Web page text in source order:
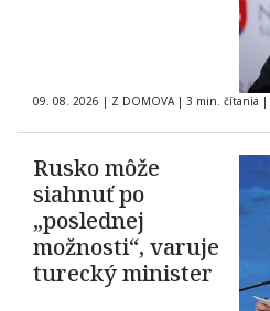
09. 08. 2026 | Z DOMOVA | 3 min. čítania |
Rusko môže
siahnuť po
„poslednej
možnosti“, varuje
turecký minister